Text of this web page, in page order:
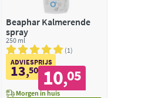
Beaphar Kalmerende
spray
250 ml
1
ADVIESPRIJS
13,50 10,05
Morgen in huis